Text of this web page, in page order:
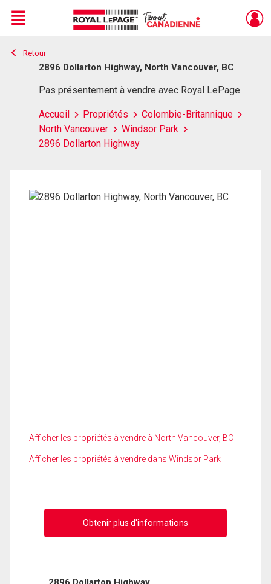
Live
En Direct
Menu
Retour
2896 Dollarton Highway, North Vancouver, BC
Pas présentement à vendre avec Royal LePage
Accueil Propriétés
Colombie-Britannique
North Vancouver
Windsor Park
2896 Dollarton Highway
Afficher les propriétés à vendre à North Vancouver, BC
Afficher les propriétés à vendre dans Windsor Park
Obtenir plus d'informations